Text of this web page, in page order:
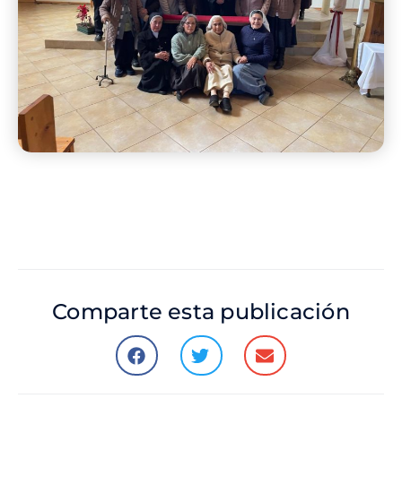
Comparte esta publicación